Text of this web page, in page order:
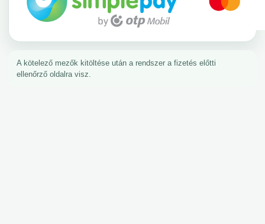
A kötelező mezők kitöltése után a rendszer a fizetés előtti
ellenőrző oldalra visz.